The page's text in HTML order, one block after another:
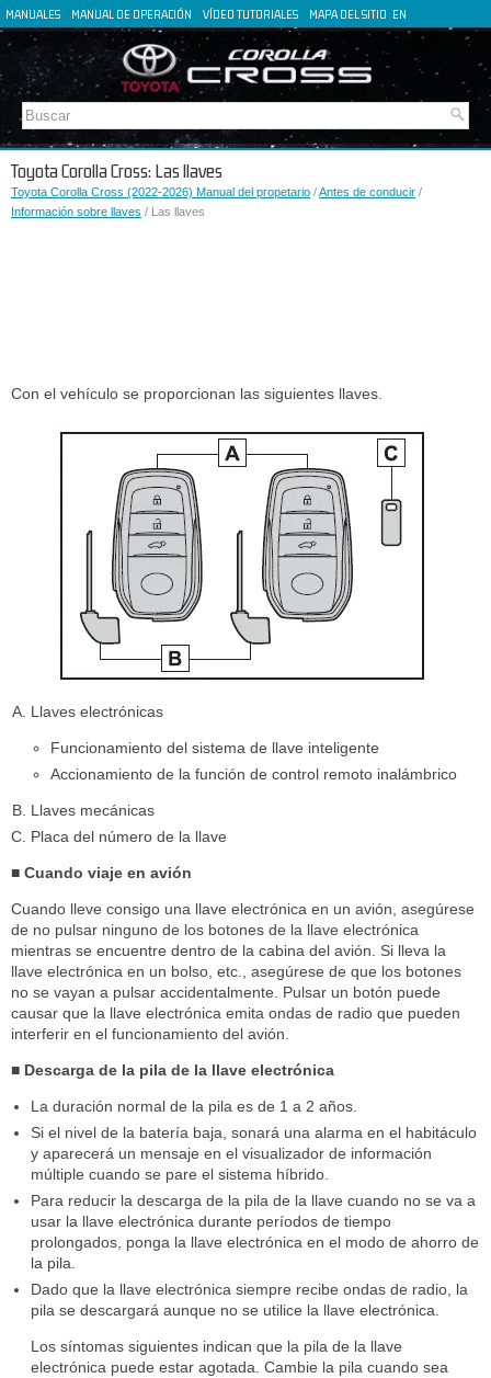
MANUALES MANUAL DE OPERACIÓN VÍDEO TUTORIALES MAPA DEL SITIO EN
FR
IT
Toyota Corolla Cross: Las llaves
Toyota Corolla Cross (2022-2026) Manual del propetario /Antes de conducir /
Información sobre llaves / Las llaves
Con el vehículo se proporcionan las siguientes llaves.
Llaves electrónicas
Funcionamiento del sistema de llave inteligente
Accionamiento de la función de control remoto inalámbrico
Llaves mecánicas
Placa del número de la llave
■ Cuando viaje en avión
Cuando lleve consigo una llave electrónica en un avión, asegúrese
de no pulsar ninguno de los botones de la llave electrónica
mientras se encuentre dentro de la cabina del avión. Si lleva la
llave electrónica en un bolso, etc., asegúrese de que los botones
no se vayan a pulsar accidentalmente. Pulsar un botón puede
causar que la llave electrónica emita ondas de radio que pueden
interferir en el funcionamiento del avión.
■ Descarga de la pila de la llave electrónica
La duración normal de la pila es de 1 a 2 años.
Si el nivel de la batería baja, sonará una alarma en el habitáculo
y aparecerá un mensaje en el visualizador de información
múltiple cuando se pare el sistema híbrido.
Para reducir la descarga de la pila de la llave cuando no se va a
usar la llave electrónica durante períodos de tiempo
prolongados, ponga la llave electrónica en el modo de ahorro de
la pila.
Dado que la llave electrónica siempre recibe ondas de radio, la
pila se descargará aunque no se utilice la llave electrónica.
Los síntomas siguientes indican que la pila de la llave
electrónica puede estar agotada. Cambie la pila cuando sea